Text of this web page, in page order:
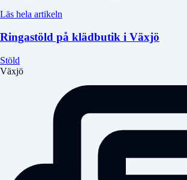
Läs hela artikeln
Ringastöld på klädbutik i Växjö
Stöld
Växjö